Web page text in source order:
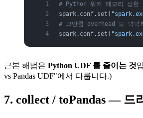
# Python 워커 메모리 상
spark.conf.set(
# 그만큼 overhead 도 넉넉
spark.conf.set(
근본 해법은 Python UDF 를 줄이는 것
vs Pandas UDF"에서 다룹니다.)
7. collect / toPandas — 드